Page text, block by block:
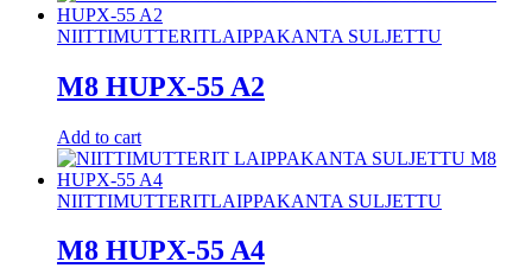
NIITTIMUTTERITLAIPPAKANTA SULJETTU
M8 HUPX-55 A2
Add to cart
NIITTIMUTTERITLAIPPAKANTA SULJETTU
M8 HUPX-55 A4